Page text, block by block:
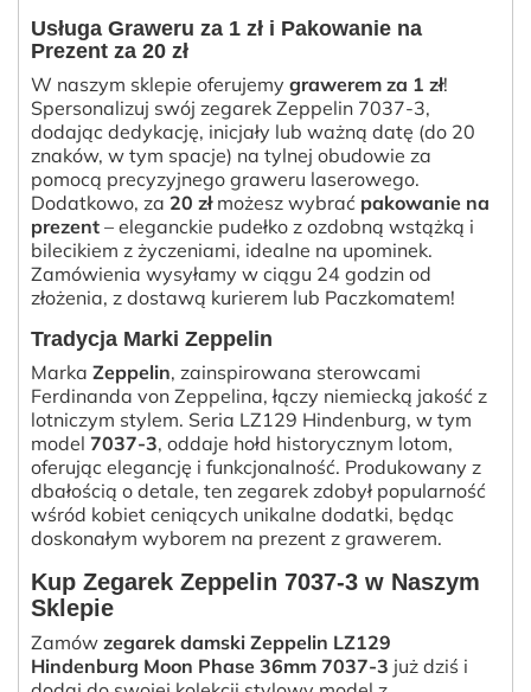
Usługa Graweru za 1 zł i Pakowanie na
Prezent za 20 zł
W naszym sklepie oferujemy grawerem za 1 zł!
Spersonalizuj swój zegarek Zeppelin 7037-3,
dodając dedykację, inicjały lub ważną datę (do 20
znaków, w tym spacje) na tylnej obudowie za
pomocą precyzyjnego graweru laserowego.
Dodatkowo, za 20 złmożesz wybrać pakowanie na
prezent – eleganckie pudełko z ozdobną wstążką i
bilecikiem z życzeniami, idealne na upominek.
Zamówienia wysyłamy w ciągu 24 godzin od
złożenia, z dostawą kurierem lub Paczkomatem!
Tradycja Marki Zeppelin
Marka Zeppelin, zainspirowana sterowcami
Ferdinanda von Zeppelina, łączy niemiecką jakość z
lotniczym stylem. Seria LZ129 Hindenburg, w tym
model 7037-3, oddaje hołd historycznym lotom,
oferując elegancję i funkcjonalność. Produkowany z
dbałością o detale, ten zegarek zdobył popularność
wśród kobiet ceniących unikalne dodatki, będąc
doskonałym wyborem na prezent z grawerem.
Kup Zegarek Zeppelin 7037-3 w Naszym
Sklepie
Zamów zegarek damski Zeppelin LZ129
Hindenburg Moon Phase 36mm 7037-3 już dziś i